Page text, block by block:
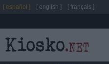
[ español ] [ english ] [ français ]